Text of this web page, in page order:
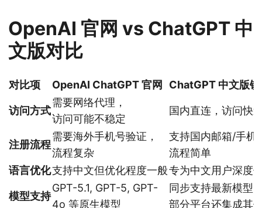
OpenAI 官网 vs ChatGPT 中
文版对比
对比项 OpenAI ChatGPT 官网 ChatGPT 中文版
访问方式
需要网络代理，
访问可能不稳定
国内直连，访问快
注册流程
需要海外手机号验证，
流程复杂
支持国内邮箱/手机
流程简单
语言优化支持中文但优化程度一般专为中文用户深度
模型支持
GPT-5.1, GPT-5, GPT-
4o 等原生模型
同步支持最新模型
部分平台还集成其